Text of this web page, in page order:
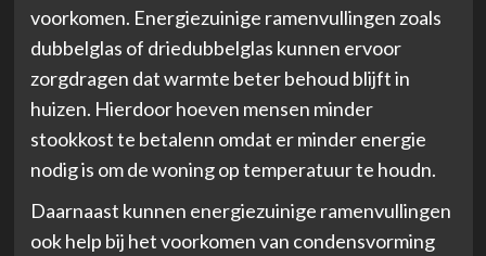
voorkomen. Energiezuinige ramenvullingen zoals
dubbelglas of driedubbelglas kunnen ervoor
zorgdragen dat warmte beter behoud blijft in
huizen. Hierdoor hoeven mensen minder
stookkost te betalenn omdat er minder energie
nodig is om de woning op temperatuur te houdn.
Daarnaast kunnen energiezuinige ramenvullingen
ook help bij het voorkomen van condensvorming